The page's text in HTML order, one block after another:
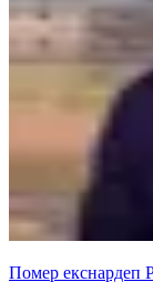
Помер екснардеп